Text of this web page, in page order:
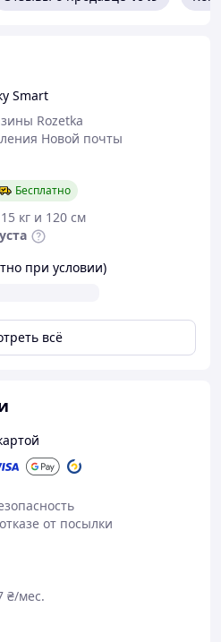
в использовании и хранении.
сплав (NdFeB).
от размера и формы магнита.
-60°C до +80°C.
круглая.
подходит для:
и оборудования.
держателей.
предметов.
экспериментов.
упаковка.
незначительно отличаться от
на сайте.
Smart
Rozetka
Новой почты
Бесплатно
кг и 120 см
при условии)
всё
от посылки
₴/мес.